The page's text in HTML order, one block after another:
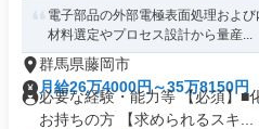
電子部品の外部電極表面処理および
材料選定やプロセス設計から量産...
群馬県藤岡市
月給26万4000円～35万8150円
必要な経験・能力等 【必須】■
お持ちの方 【求められるスキ...